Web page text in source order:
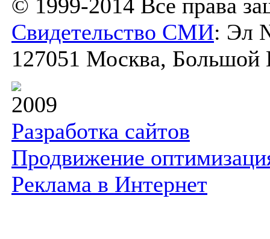
© 1999-2014 Все права
Свидетельство СМИ: Эл
127051 Москва, Большой
2009
Разработка сайтов
Продвижение
Реклама в Интернет